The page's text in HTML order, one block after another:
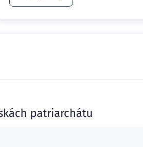
patriarchátu